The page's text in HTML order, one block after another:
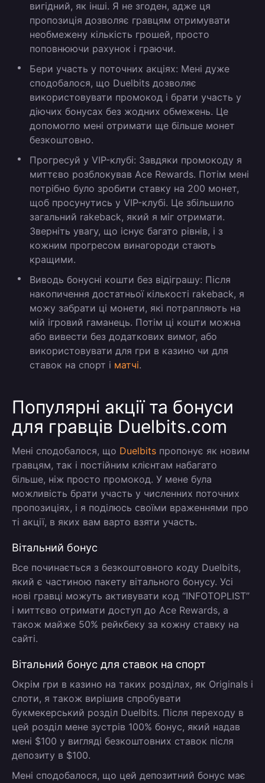
вигідний, як інші. Я не згоден, адже ця
пропозиція дозволяє гравцям отримувати
необмежену кількість грошей, просто
поповнюючи рахунок і граючи.
Бери участь у поточних акціях: Мені дуже
сподобалося, що Duelbits дозволяє
використовувати промокод і брати участь у
діючих бонусах без жодних обмежень. Це
допомогло мені отримати ще більше монет
безкоштовно.
Прогресуй у VIP-клубі: Завдяки промокоду я
миттєво розблокував Ace Rewards. Потім мені
потрібно було зробити ставку на 200 монет,
щоб просунутись у VIP-клубі. Це збільшило
загальний rakeback, який я міг отримати.
Зверніть увагу, що існує багато рівнів, і з
кожним прогресом винагороди стають
кращими.
Виводь бонусні кошти без відіграшу: Після
накопичення достатньої кількості rakeback, я
можу забрати ці монети, які потрапляють на
мій ігровий гаманець. Потім ці кошти можна
або вивести без додаткових вимог, або
використовувати для гри в казино чи для
ставок на спорт і матчі.
Популярні акції та бонуси
для гравців Duelbits.com
Мені сподобалося, що Duelbits пропонує як новим
гравцям, так і постійним клієнтам набагато
більше, ніж просто промокод. У мене була
можливість брати участь у численних поточних
пропозиціях, і я поділюсь своїми враженнями про
ті акції, в яких вам варто взяти участь.
Вітальний бонус
Все починається з безкоштовного коду Duelbits,
який є частиною пакету вітального бонусу. Усі
нові гравці можуть активувати код “INFOTOPLIST”
і миттєво отримати доступ до Ace Rewards, а
також майже 50% рейкбеку за кожну ставку на
сайті.
Вітальний бонус для ставок на спорт
Окрім гри в казино на таких розділах, як Originals і
слоти, я також вирішив спробувати
букмекерський розділ Duelbits. Після переходу в
цей розділ мене зустрів 100% бонус, який надав
мені $100 у вигляді безкоштовних ставок після
депозиту в $100.
Мені сподобалося, що цей депозитний бонус має